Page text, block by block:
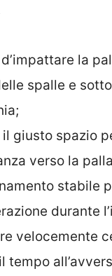
la
spalle e
il giusto spazio
verso la
stabile
durante
velocemente
tempo